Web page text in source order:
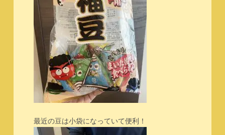
最近の豆は小袋になっていて便利！